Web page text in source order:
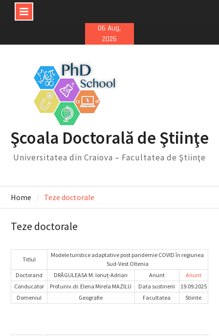
06 Aug,
2026
Şcoala Doctorală de Ştiinţe
Universitatea din Craiova – Facultatea de Ştiinţe
Home Teze doctorale
Teze doctorale
Titlul
Modele turistice adaptative post pandemie COVID în regiunea
Sud-Vest Oltenia
Doctorand
DRĂGULEASA M. Ionuț-Adrian Anunt
Anunt
Conducator
Prof.univ.dr. Elena Mirela MAZILU Data sustinerii
19.09.2025
Domeniul
Geografie Facultatea Stiinte